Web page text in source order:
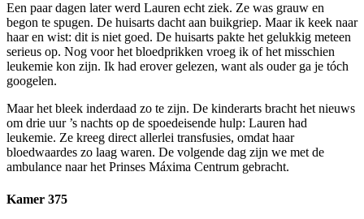
Een paar dagen later werd Lauren echt ziek. Ze was grauw en
begon te spugen. De huisarts dacht aan buikgriep. Maar ik keek naar
haar en wist: dit is niet goed. De huisarts pakte het gelukkig meteen
serieus op. Nog voor het bloedprikken vroeg ik of het misschien
leukemie kon zijn. Ik had erover gelezen, want als ouder ga je tóch
googelen.
Maar het bleek inderdaad zo te zijn. De kinderarts bracht het nieuws
om drie uur ’s nachts op de spoedeisende hulp: Lauren had
leukemie. Ze kreeg direct allerlei transfusies, omdat haar
bloedwaardes zo laag waren. De volgende dag zijn we met de
ambulance naar het Prinses Máxima Centrum gebracht.
Kamer 375